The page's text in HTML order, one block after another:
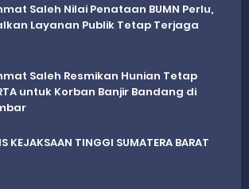
Saleh Nilai Penataan BUMN Perlu,
Layanan Publik Tetap Terjaga
Saleh Resmikan Hunian Tetap
untuk Korban Banjir Bandang di
KEJAKSAAN TINGGI SUMATERA BARAT